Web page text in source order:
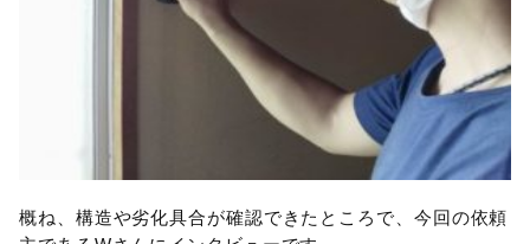
概ね、構造や劣化具合が確認できたところで、今回の依頼